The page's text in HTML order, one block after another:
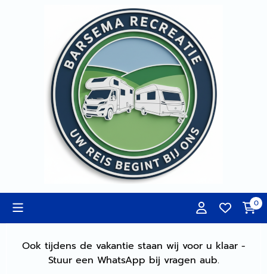
Cookievoorkeuren zijn momenteel gesloten.
0
Ook tijdens de vakantie staan wij voor u klaar -
Stuur een WhatsApp bij vragen aub.